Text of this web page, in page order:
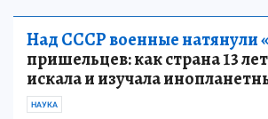
Над СССР военные натянули
пришельцев: как страна 13
искала и изучала
НАУКА